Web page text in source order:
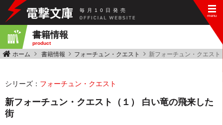
毎 月 10 日 発 売
書籍情報
product
ホーム 書籍情報 フォーチュン・クエスト 新フォーチュン・クエス
シリーズ： フォーチュン・クエスト
新フォーチュン・クエスト（１） 白い竜の飛来した
街